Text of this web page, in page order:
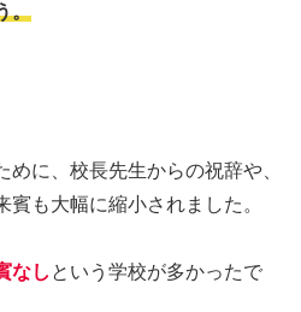
。
に、校長先生からの祝辞や、
も大幅に縮小されました。
なし という学校が多かったで